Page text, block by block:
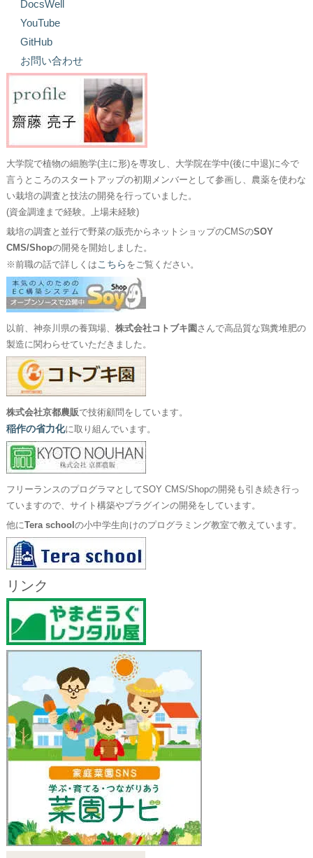
DocsWell
YouTube
GitHub
お問い合わせ
大学院で植物の細胞学(主に形)を専攻し、大学院在学中(後に中退)に今で
言うところのスタートアップの初期メンバーとして参画し、農薬を使わな
い栽培の調査と技法の開発を行っていました。
(資金調達まで経験。上場未経験)
栽培の調査と並行で野菜の販売からネットショップのCMSのSOY
CMS/Shopの開発を開始しました。
※前職の話で詳しくはこちら をご覧ください。
以前、神奈川県の養鶏場、 株式会社コトブキ園 さんで高品質な鶏糞堆肥の
製造に関わらせていただきました。
株式会社京都農販で技術顧問をしています。
稲作の省力化に取り組んでいます。
フリーランスのプログラマとしてSOY CMS/Shopの開発も引き続き行っ
ていますので、サイト構築やプラグインの開発をしています。
他にTera school の小中学生向けのプログラミング教室で教えています。
リンク